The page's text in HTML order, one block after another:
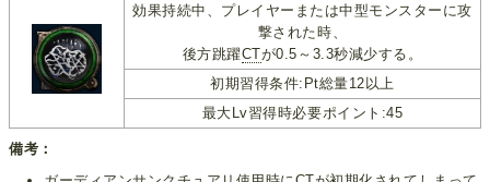
効果持続中、プレイヤーまたは中型モンスターに攻
撃された時、
後方跳躍CTが0.5～3.3秒減少する。
初期習得条件:Pt総量12以上
最大Lv習得時必要ポイント:45
備考：